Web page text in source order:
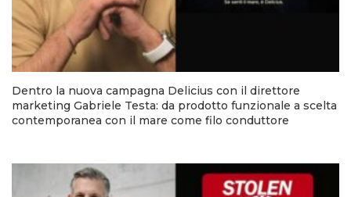
Dentro la nuova campagna Delicius con il direttore
marketing Gabriele Testa: da prodotto funzionale a scelta
contemporanea con il mare come filo conduttore